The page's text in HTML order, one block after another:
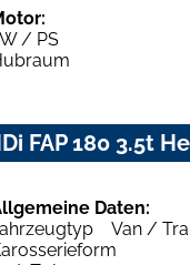
/ PS
FAP 180 3.5t
Daten:
Van /